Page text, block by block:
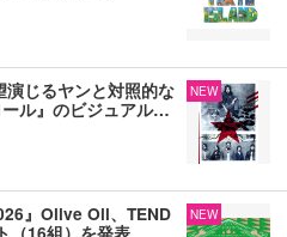
じるヤンと対照的な
ル』のビジュアル…
NEW
』Olive Oil、TEND
NEW